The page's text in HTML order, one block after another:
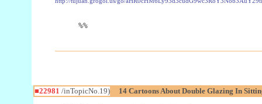
%%
■22981 /inTopicNo.19) 14 Cartoons About Double Glazing In